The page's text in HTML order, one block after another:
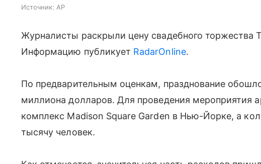
Источник: AP
Журналисты раскрыли цену свадебного торжества
Информацию публикует RadarOnline.
По предварительным оценкам, празднование
миллиона долларов. Для проведения мероприятия
комплекс Madison Square Garden в Нью-Йорке, а
тысячу человек.